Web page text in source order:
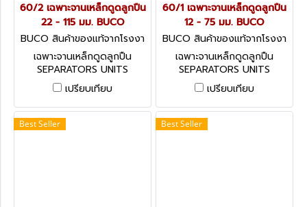
60/2 เฉพาะจานเหล็กดูดลูกปืน
22 - 115 มม. BUCO
BUCO สินค้าของแท้จากโรงงา
นผู้ผลิต 60/2
เฉพาะจานเหล็กดูดลูกปืน
SEPARATORS UNITS
เปรียบเทียบ
60/1 เฉพาะจานเหล็กดูดลูกปืน
12 - 75 มม. BUCO
BUCO สินค้าของแท้จากโรงงา
นผู้ผลิต 60/1
เฉพาะจานเหล็กดูดลูกปืน
SEPARATORS UNITS
เปรียบเทียบ
Best Seller Best Seller